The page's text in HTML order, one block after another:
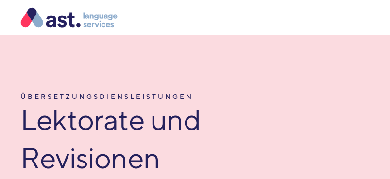
ÜBERSETZUNGSDIENSLEISTUNGEN
Lektorate und
Revisionen